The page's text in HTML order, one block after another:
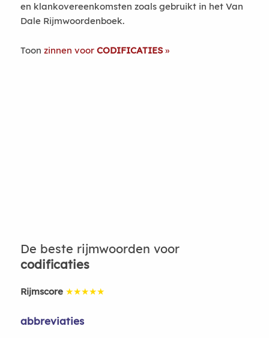
en klankovereenkomsten zoals gebruikt in het Van
Dale Rijmwoordenboek.
Toon zinnen voor CODIFICATIES
De beste rijmwoorden voor
codificaties
Rijmscore ★★★★★
abbreviaties